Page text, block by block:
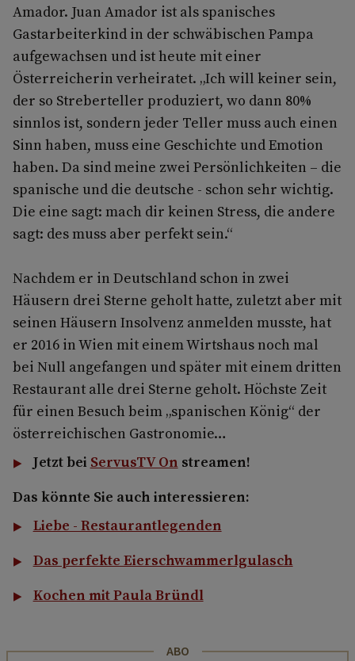
Amador. Juan Amador ist als spanisches
Gastarbeiterkind in der schwäbischen Pampa
aufgewachsen und ist heute mit einer
Österreicherin verheiratet. „Ich will keiner sein,
der so Streberteller produziert, wo dann 80%
sinnlos ist, sondern jeder Teller muss auch einen
Sinn haben, muss eine Geschichte und Emotion
haben. Da sind meine zwei Persönlichkeiten – die
spanische und die deutsche - schon sehr wichtig.
Die eine sagt: mach dir keinen Stress, die andere
sagt: des muss aber perfekt sein.“
Nachdem er in Deutschland schon in zwei
Häusern drei Sterne geholt hatte, zuletzt aber mit
seinen Häusern Insolvenz anmelden musste, hat
er 2016 in Wien mit einem Wirtshaus noch mal
bei Null angefangen und später mit einem dritten
Restaurant alle drei Sterne geholt. Höchste Zeit
für einen Besuch beim „spanischen König“ der
österreichischen Gastronomie…
Jetzt bei ServusTV On streamen!
Das könnte Sie auch interessieren:
Liebe - Restaurantlegenden
Das perfekte Eierschwammerlgulasch
Kochen mit Paula Bründl
ABO